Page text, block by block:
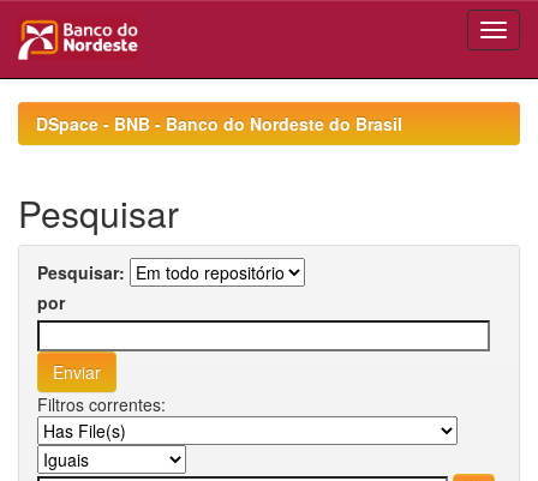
navigationDSpace - BNB - Banco do Nordeste do Brasil
Pesquisar
Pesquisar:
por
Filtros correntes: